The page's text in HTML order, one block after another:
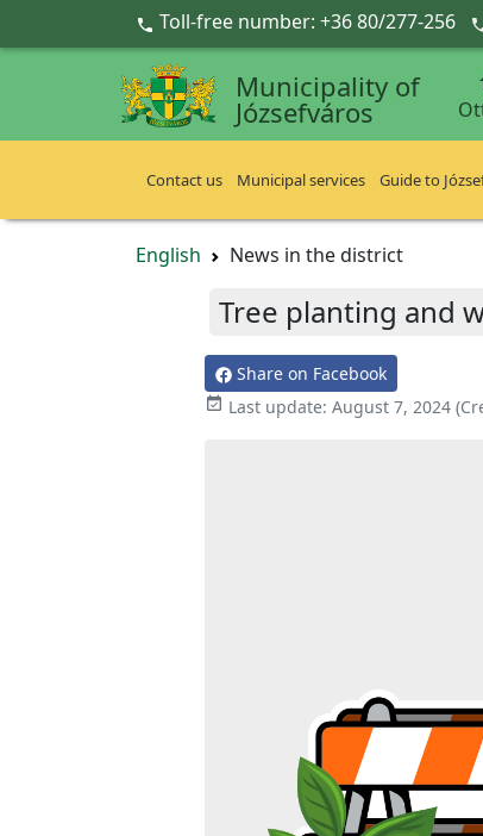
Ugrás a fő tartalomra
 Toll-free number: +36 80/277-256
Municipality of
Józsefváros
Contact us Municipal services Guide to
English News in the district
Tree planting and
Share on Facebook
 Last update: August 7, 2024